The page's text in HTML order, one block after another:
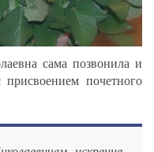
сама позвонила и
почетного